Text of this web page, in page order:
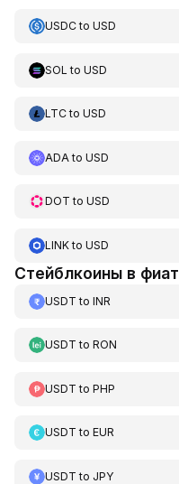
USDCto USD
SOL to USD
LTCto USD
ADA to USD
DOT to USD
LINKto USD
Стейблкоины в фиат
USDT to INR
USDT to RON
USDT to PHP
USDT to EUR
USDT to JPY